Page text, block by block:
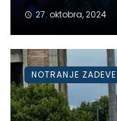
27. oktobra, 2024
NOTRANJE ZADEVE